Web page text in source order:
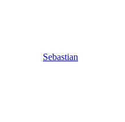
Sebastian